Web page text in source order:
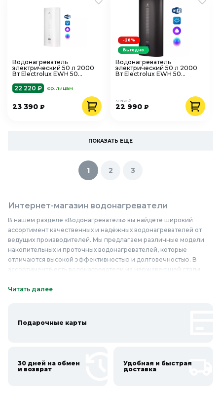
Водонагреватель
электрический 50 л 2000
Вт Electrolux EWH 50
22 220 ₽
юр. лицам
23 390 ₽
Водонагреватель
электрический 50 л 2000
Вт Electrolux EWH 50
22 990₽
31 880 ₽
-28%
Выгодно
ПОКАЗАТЬ ЕЩЕ
1 2 3
Интернет-магазин водонагреватели
В нашем разделе «Водонагреватель» вы найдёте широкий
ассортимент качественных и надёжных водонагревателей от
ведущих производителей. Мы предлагаем различные модели
накопительных и проточных водонагревателей, которые
отличаются высокой эффективностью и долговечностью. В
ассортименте есть водонагреватели из нержавеющей стали,
модели с эмалированным покрытием, обеспечивающие
домах и офисах, обеспечивая бесперебойную подачу горячей
характеристики. Купить водонагреватель недорого и по
Читать далее
Подарочные карты
30 дней на обмен
и возврат
Удобная и быстрая
доставка